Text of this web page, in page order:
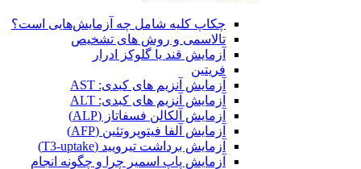
چکاپ کلیه شامل چه آزمایش‌هایی است؟
تالاسمی و روش های تشخیص
آزمایش قند یا گلوکز ادرار
فریتین
آزمایش آنزیم های کبدی: AST
آزمایش آنزیم های کبدی: ALT
آزمایش آلکالن فسفاتاز (ALP)
آزمایش آلفا فیتوپروتئین (AFP)
آزمایش برداشت تیرویید (T3-uptake)
آزمایش پاپ اسمیر چرا و چگونه انجام